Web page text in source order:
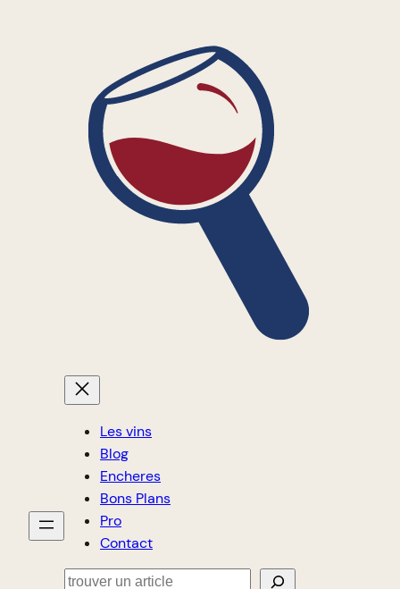
Les vins
Blog
Encheres
Bons Plans
Pro
Contact
Rechercher